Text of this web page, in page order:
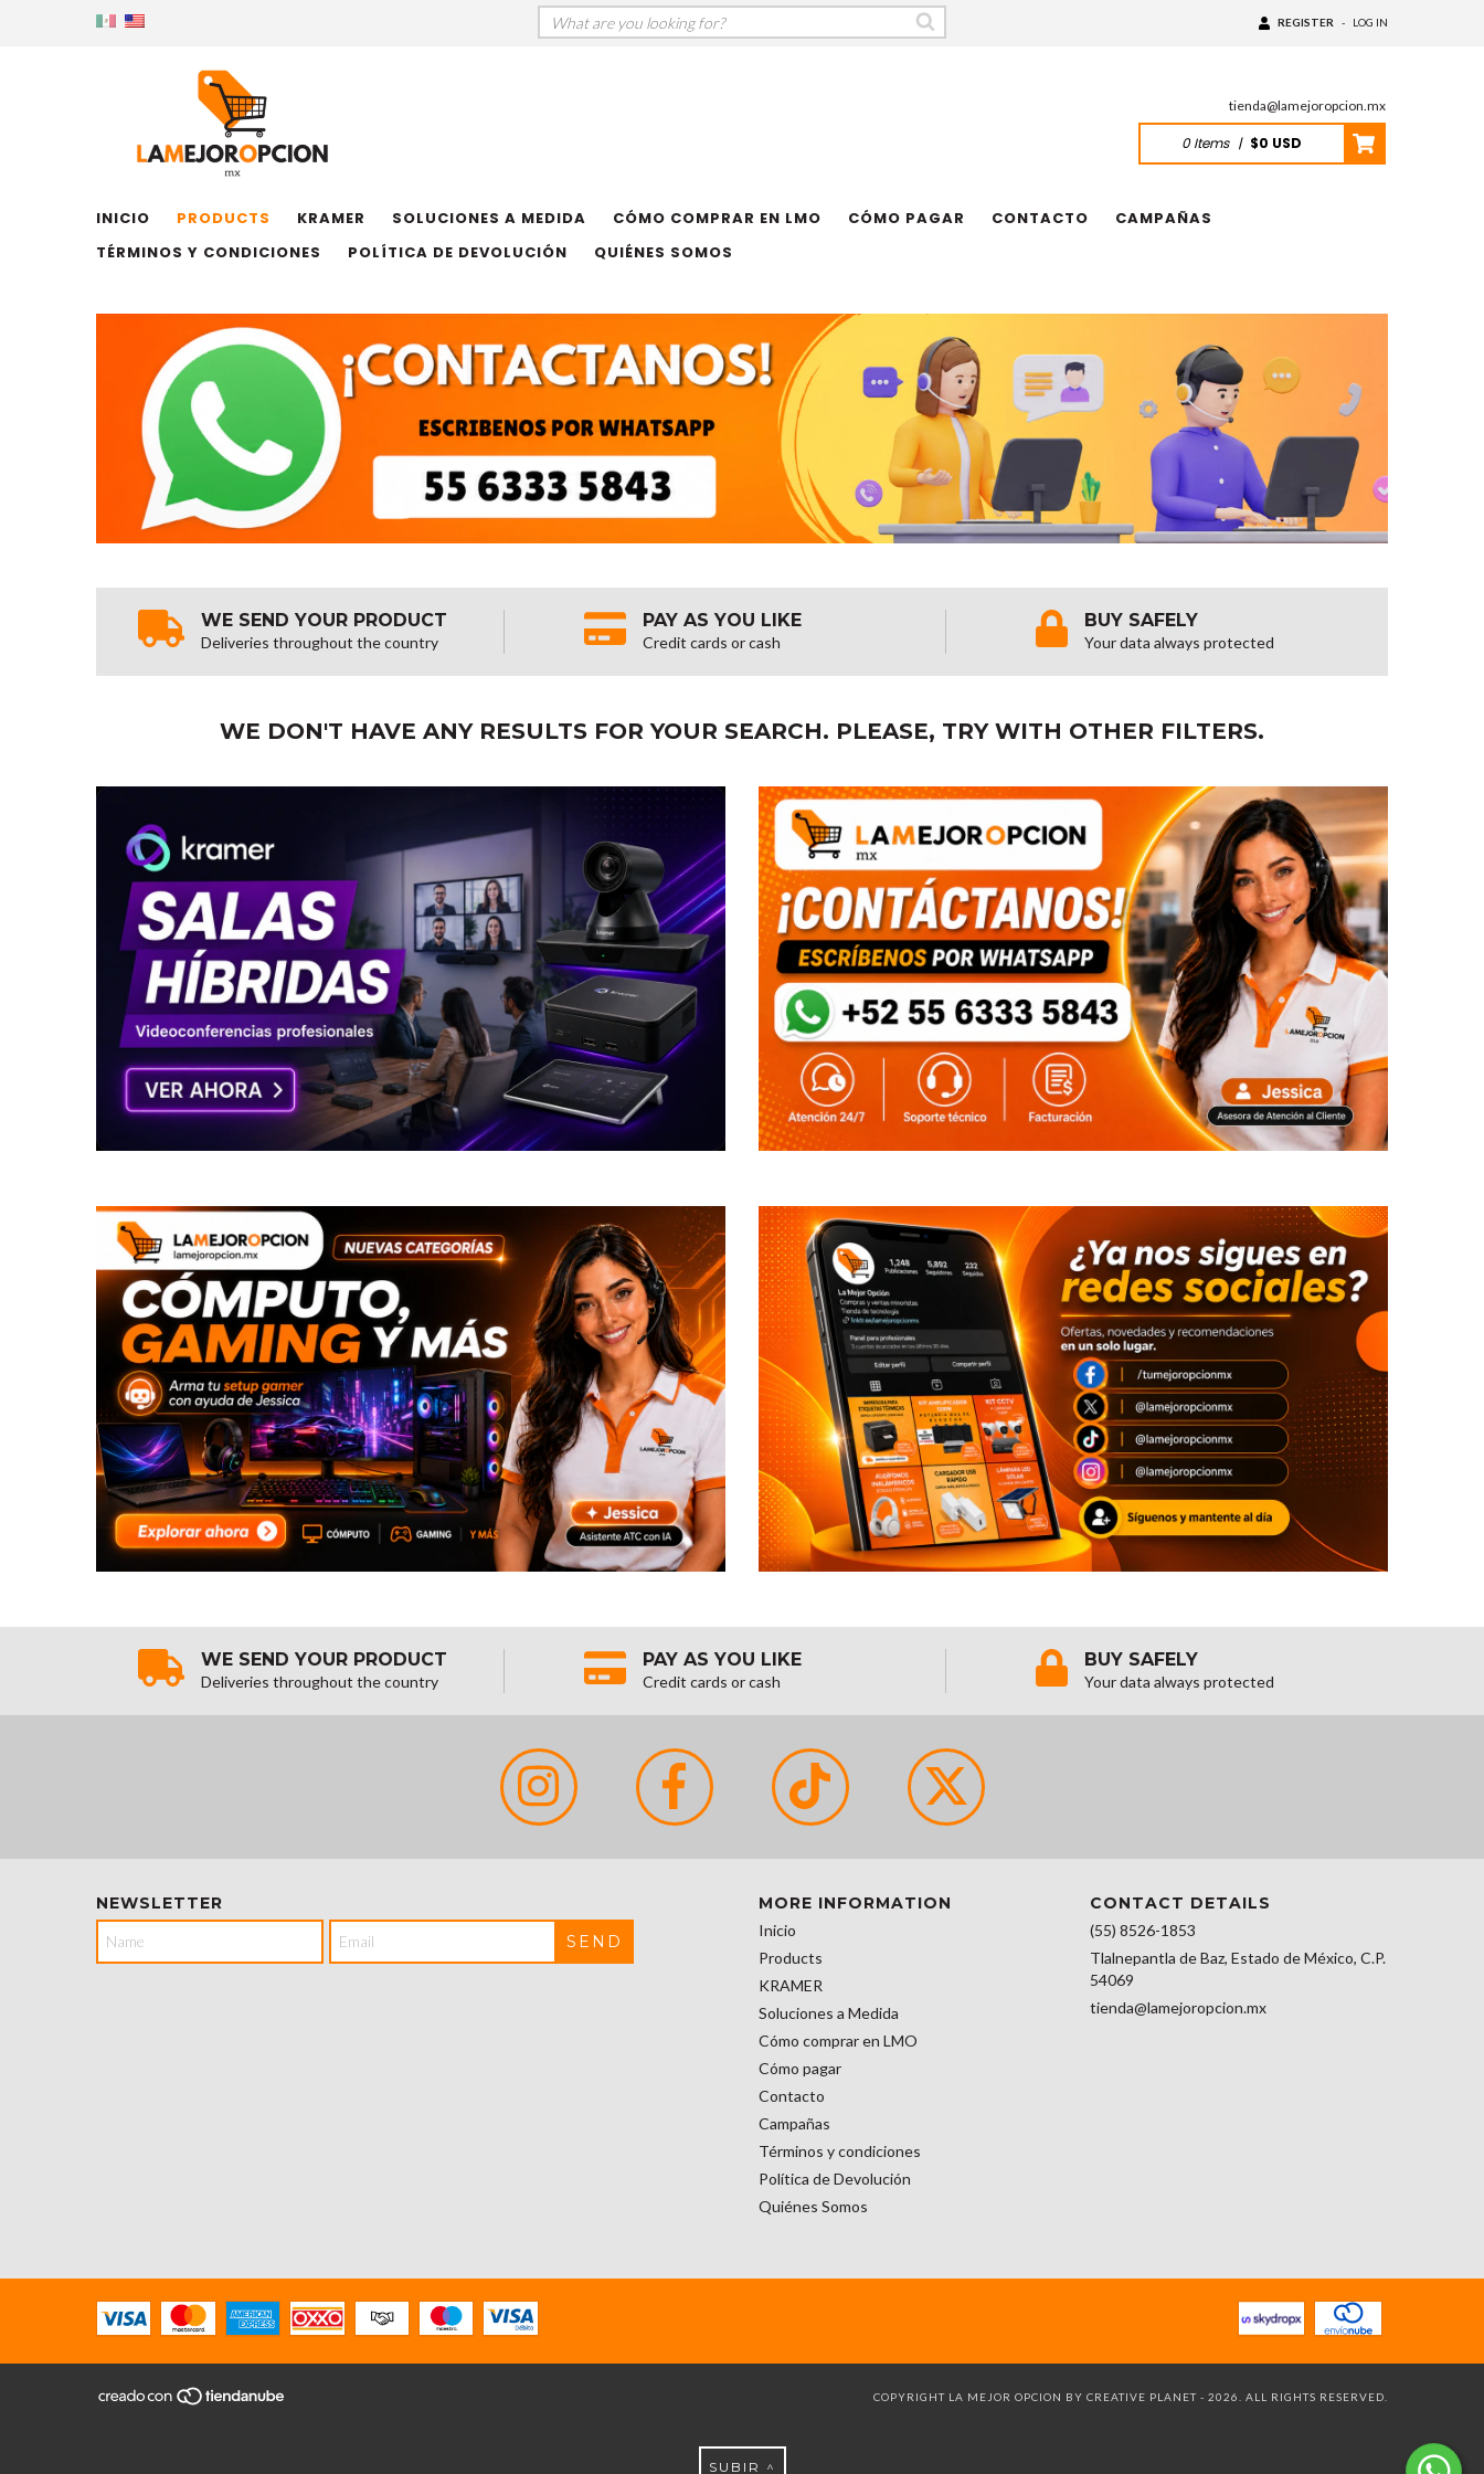
REGISTER - LOG IN
tienda@lamejoropcion.mx
0Items | $0 USD
INICIO PRODUCTS KRAMER SOLUCIONES A MEDIDA CÓMO COMPRAR EN LMO CÓMO PAGAR CONTACTO
CAMPAÑAS
TÉRMINOS Y CONDICIONES
POLÍTICA DE DEVOLUCIÓN QUIÉNES SOMOS
WE SEND YOUR PRODUCT
Deliveries throughout the country
PAY AS YOU LIKE
Credit cards or cash
BUY SAFELY
Your data always protected
WE DON'T HAVE ANY RESULTS FOR YOUR SEARCH. PLEASE, TRY WITH OTHER FILTERS.
WE SEND YOUR PRODUCT
Deliveries throughout the country
PAY AS YOU LIKE
Credit cards or cash
BUY SAFELY
Your data always protected
NEWSLETTER MORE INFORMATION
Inicio
Products
KRAMER
Soluciones a Medida
Cómo comprar en LMO
Cómo pagar
Contacto
Campañas
Términos y condiciones
Política de Devolución
Quiénes Somos
CONTACT DETAILS
(55) 8526-1853
Tlalnepantla de Baz, Estado de México, C.P.
54069
tienda@lamejoropcion.mx
COPYRIGHT LA MEJOR OPCION BY CREATIVE PLANET - 2026. ALL RIGHTS RESERVED.
SUBIR ^